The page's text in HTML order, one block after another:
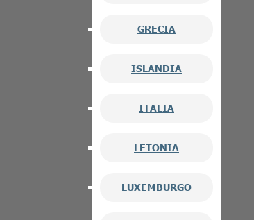
GRECIA
ISLANDIA
ITALIA
LETONIA
LUXEMBURGO